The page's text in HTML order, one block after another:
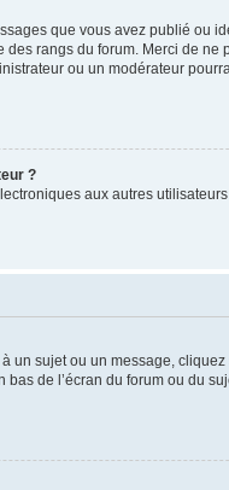
que vous avez publié ou
rangs du forum. Merci de
ou un modérateur
?
aux autres
sujet ou un message,
de l’écran du forum ou du